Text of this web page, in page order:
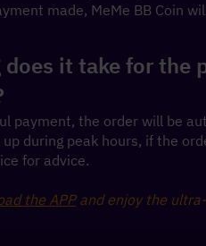
made, MeMe BB Coin
does it take for the
payment, the order will be
up during peak hours, if the
for advice.
the APP and enjoy the